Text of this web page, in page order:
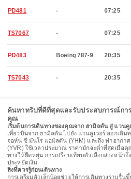
PD481 - 07:25
TS7067 - 07:25
PD483 Boeing 787-9 20:35
TS7043 - 20:35
ค้นหาทริปที่ดีที่สุดและรับประสบการณ์กา
คุณ
เริ่มต้นการเดินทางของคุณจาก ฮามิลตัน สู่ แวนคู
เที่ยวบินจาก ฮามิลตัน ไปยัง แวนคูเวอร์ ออกเดิ
จอห์น ซี มันโร แฮมิลตัน (YHM) และถึง ท่าอากา
(YVR) ใช้เวลาประมาณ ราคามักจะต่ำที่สุดเมื่อ
ทางให้ยืดหยุ่น การเปรียบเทียบตัวเลือกล่วงหน้าจึ
ประหยัดเงิน
สิ่งที่ควรรู้ก่อนเดินทาง
การเตรียมตัวเล็กน้อยช่วยให้การเดินทางราบรื่น